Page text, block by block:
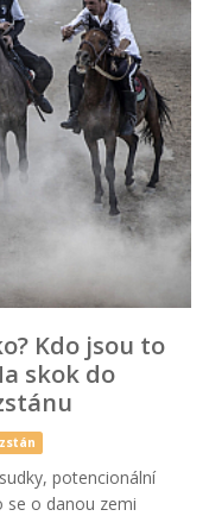
Kdo jsou to
skok do
potencionální
se o danou zemi